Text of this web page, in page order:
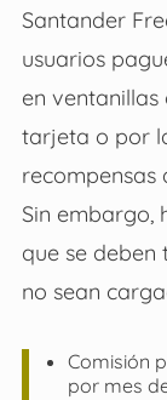
Santander
usuarios
en
tarjeta o por
recompensas
Sin embargo,
que se deben
no sean
Comisión
por mes